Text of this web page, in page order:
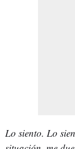
Lo siento. Lo